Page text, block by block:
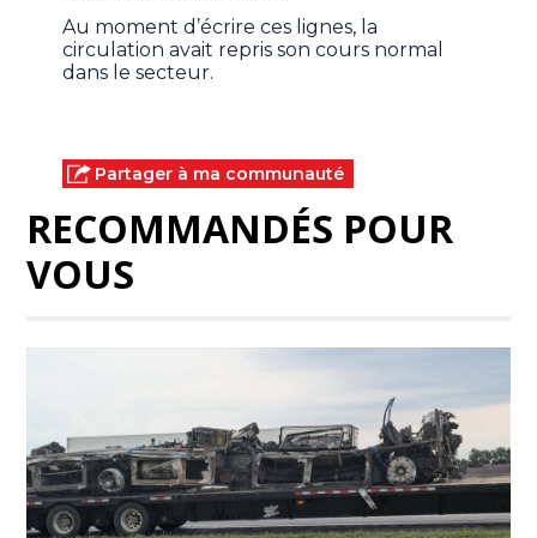
Au moment d’écrire ces lignes, la
circulation avait repris son cours normal
dans le secteur.
Partager à ma communauté
RECOMMANDÉS POUR
VOUS